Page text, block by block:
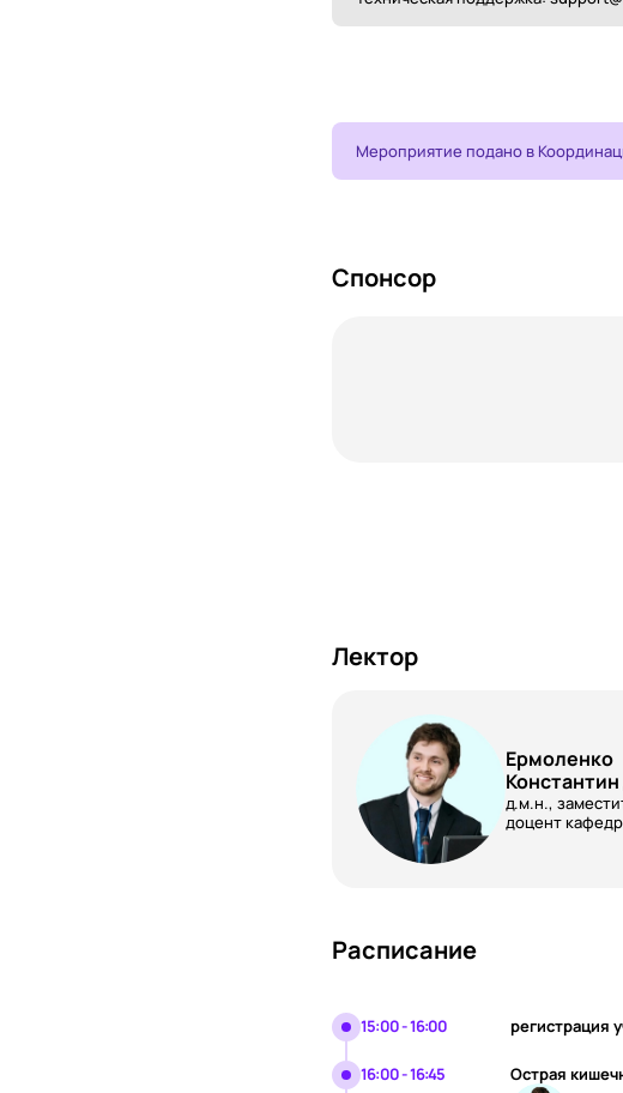
Мероприятие подано в
Спонсор
Лектор
Ермоленко
д.м.н.,
доцент
Расписание
15:00 - 16:00 регистрация
16:00 - 16:45 Острая